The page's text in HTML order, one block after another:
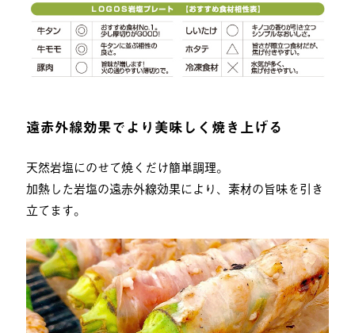
遠赤外線効果でより美味しく焼き上げる
天然岩塩にのせて焼くだけ簡単調理。
加熱した岩塩の遠赤外線効果により、素材の旨味を引き
立てます。